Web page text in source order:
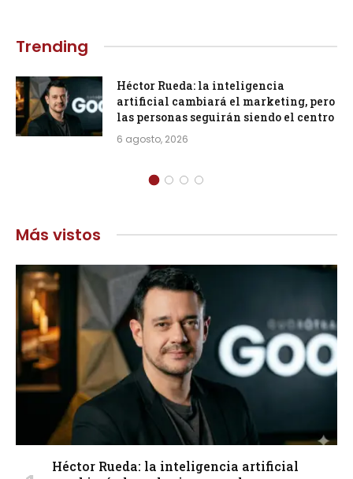
Trending
Héctor Rueda: la inteligencia
artificial cambiará el marketing, pero
las personas seguirán siendo el centro
6 agosto, 2026
Más vistos
Héctor Rueda: la inteligencia artificial